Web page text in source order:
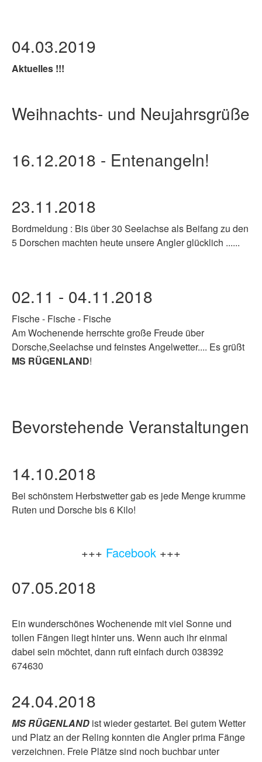
04.03.2019
Aktuelles !!!
Weihnachts- und Neujahrsgrüße
16.12.2018 - Entenangeln!
23.11.2018
Bordmeldung : Bis über 30 Seelachse als Beifang zu den
5 Dorschen machten heute unsere Angler glücklich ......
02.11 - 04.11.2018
Fische - Fische- Fische
Am Wochenende herrschte große Freude über
Dorsche,Seelachse und feinstes Angelwetter.... Es grüßt
MS RÜGENLAND!
Bevorstehende Veranstaltungen
14.10.2018
Bei schönstem Herbstwetter gab es jede Menge krumme
Ruten und Dorsche bis 6 Kilo!
+++ Facebook +++
07.05.2018
Ein wunderschönes Wochenende mit viel Sonne und
tollen Fängen liegt hinter uns. Wenn auch ihr einmal
dabei sein möchtet, dann ruft einfach durch 038392
674630
24.04.2018
MS RÜGENLAND ist wieder gestartet. Bei gutem Wetter
und Platz an der Reling konnten die Angler prima Fänge
verzeichnen. Freie Plätze sind noch buchbar unter